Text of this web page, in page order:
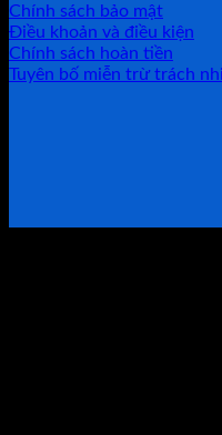
Chính sách bảo mật
Điều khoản và điều kiện
Chính sách hoàn tiền
Tuyên bố miễn trừ trách